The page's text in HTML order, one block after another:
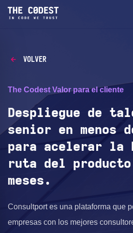
VOLVER
The Codest Valor para el cliente
Despliegue de
senior en menos
para acelerar la
ruta del
meses.
Consultport es una plataforma que
empresas con los mejores